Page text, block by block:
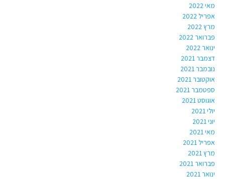
מאי 2022
אפריל 2022
מרץ 2022
פברואר 2022
ינואר 2022
דצמבר 2021
נובמבר 2021
אוקטובר 2021
ספטמבר 2021
אוגוסט 2021
יולי 2021
יוני 2021
מאי 2021
אפריל 2021
מרץ 2021
פברואר 2021
ינואר 2021